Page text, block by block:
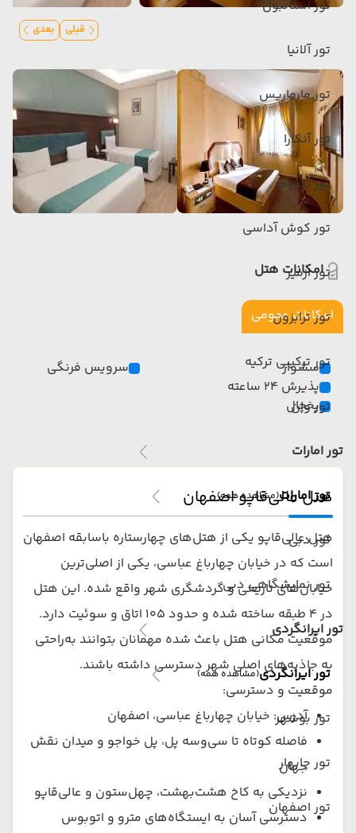
تور استانبول
تور آلانیا
تور مارماریس
تور آنکارا
تور بدروم
تور کوش آداسی
تور ازمیر
تور ترابزون
تور ترکیبی ترکیه
تور وان
تور امارات
تور امارات(مشاهده همه)
تور دبی
تور نمایشگاهی دبی
تور ایرانگردی
تور ایرانگردی(مشاهده همه)
تور بوشهر
تور چابهار
تور اصفهان
قبلی بعدی
امکانات هتل
امکانات عمومی
سشوار
پذیرش 24 ساعته
یخچال
سرویس فرنگی
هتل عالی‌قاپو اصفهان
هتل عالی‌قاپو یکی از هتل‌های چهارستاره باسابقه اصفهان
است که در خیابان چهارباغ عباسی، یکی از اصلی‌ترین
خیابان‌های تاریخی و گردشگری شهر واقع شده. این هتل
در ۴ طبقه ساخته شده و حدود ۱۰۵ اتاق و سوئیت دارد.
موقعیت مکانی هتل باعث شده مهمانان بتوانند به‌راحتی
به جاذبه‌های اصلی شهر دسترسی داشته باشند.
موقعیت و دسترسی:
آدرس: خیابان چهارباغ عباسی، اصفهان
فاصله کوتاه تا سی‌وسه پل، پل خواجو و میدان نقش
جهان
نزدیکی به کاخ هشت‌بهشت، چهل‌ستون و عالی‌قاپو
دسترسی آسان به ایستگاه‌های مترو و اتوبوس